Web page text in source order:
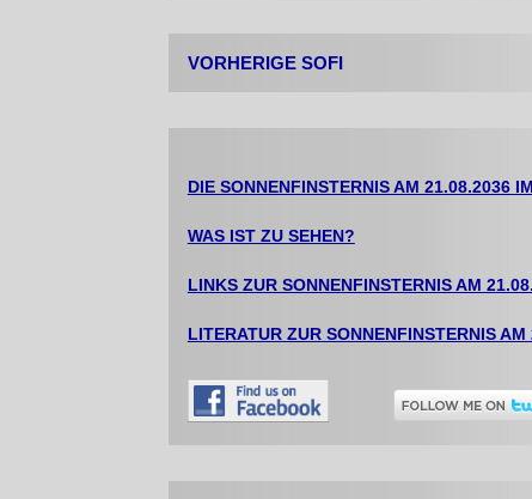
VORHERIGE SOFI
DIE SONNENFINSTERNIS AM 21.08.2036
WAS IST ZU SEHEN?
LINKS ZUR SONNENFINSTERNIS AM
LITERATUR ZUR SONNENFINSTERNIS